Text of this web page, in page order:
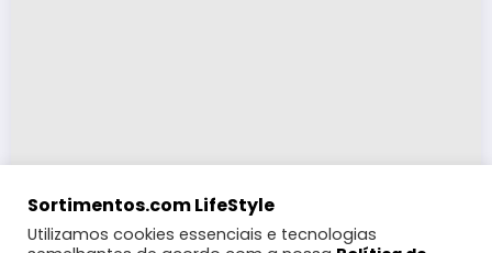
Sortimentos.com LifeStyle
Utilizamos cookies essenciais e tecnologias